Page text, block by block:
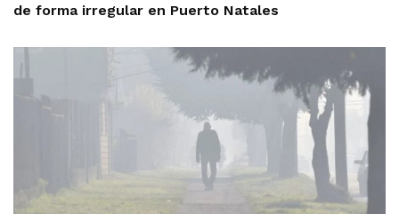
de forma irregular en Puerto Natales